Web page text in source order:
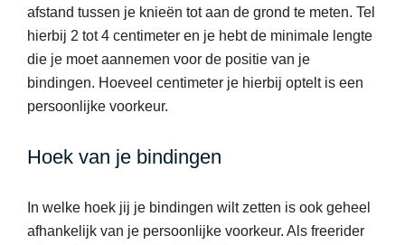
afstand tussen je knieën tot aan de grond te meten. Tel
hierbij 2 tot 4 centimeter en je hebt de minimale lengte
die je moet aannemen voor de positie van je
bindingen. Hoeveel centimeter je hierbij optelt is een
persoonlijke voorkeur.
Hoek van je bindingen
In welke hoek jij je bindingen wilt zetten is ook geheel
afhankelijk van je persoonlijke voorkeur. Als freerider